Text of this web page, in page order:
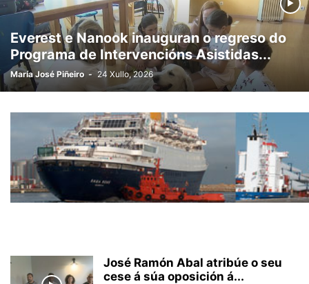
Everest e Nanook inauguran o regreso do
Programa de Intervencións Asistidas...
María José Piñeiro - 24 Xullo, 2026
José Ramón Abal atribúe o seu
cese á súa oposición á...